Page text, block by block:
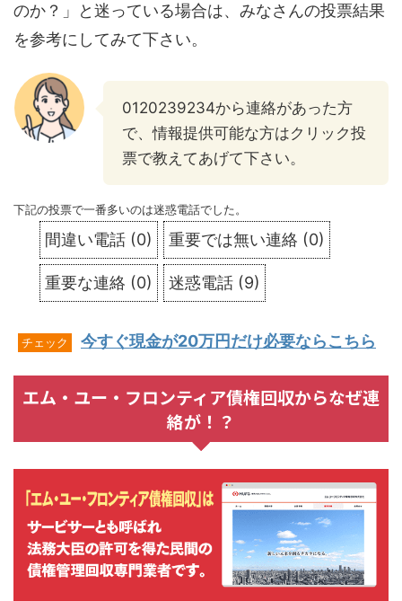
のか？」と迷っている場合は、みなさんの投票結果
を参考にしてみて下さい。
0120239234から連絡があった方
で、情報提供可能な方はクリック投
票で教えてあげて下さい。
下記の投票で一番多いのは迷惑電話でした。
間違い電話 (0) 重要では無い連絡 (0)
重要な連絡 (0) 迷惑電話 (9)
チェック 今すぐ現金が20万円だけ必要ならこちら
エム・ユー・フロンティア債権回収からなぜ連
絡が！？